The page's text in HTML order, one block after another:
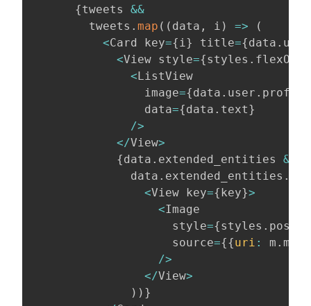
{tweets &&
        tweets
. map ( ( data , i ) =>
(
<Card key={ i } title={data . user
<View style={styles . flexOne
<ListView
                image
={data . user .
                data
={data . text}
/>
</View>
{data . extended_entities &&
              data
. extended_entities .
<View key={key}>
<Image
                    style
={styles .
                    source
={{uri : m .
/>
</View>
) ) }